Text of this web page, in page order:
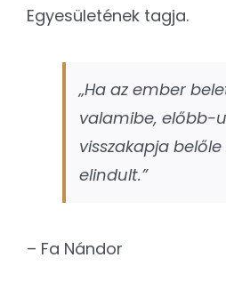
Egyesületének tagja.
„Ha az ember
valamibe, előbb-
visszakapja
elindult.”
– Fa Nándor